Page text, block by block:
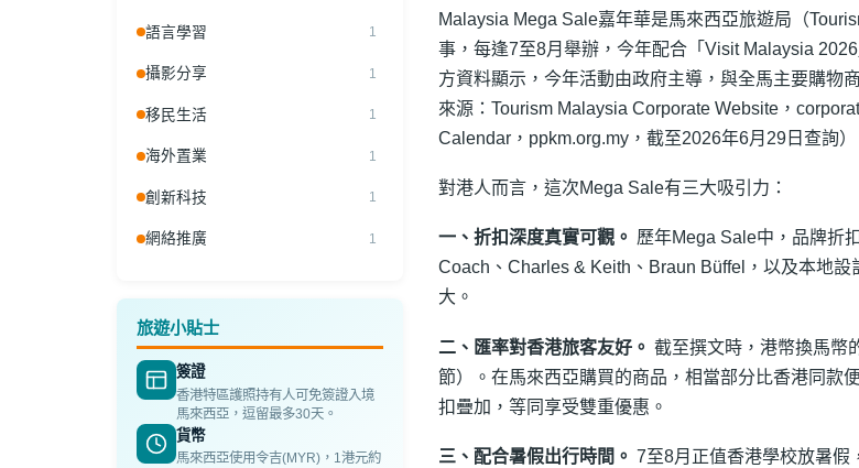
語言學習 1
攝影分享 1
移民生活 1
海外置業 1
創新科技 1
網絡推廣 1
旅遊小貼士
簽證
香港特區護照持有人可免簽證入境
馬來西亞，逗留最多30天。
貨幣
馬來西亞使用令吉(MYR)，1港元約
Malaysia Mega Sale嘉年華是馬來西亞旅遊局（
事，每逢7至8月舉辦，今年配合「Visit Malaysia
方資料顯示，今年活動由政府主導，與全馬主要購物
來源：Tourism Malaysia Corporate Website，
Calendar，ppkm.org.my，截至2026年6月29日查詢）
對港人而言，這次Mega Sale有三大吸引力：
一、折扣深度真實可觀。 歷年Mega Sale中，品牌折
Coach、Charles & Keith、Braun Büffel，以及本地
大。
二、匯率對香港旅客友好。 截至撰文時，港幣換馬幣
節）。在馬來西亞購買的商品，相當部分比香港同款
扣疊加，等同享受雙重優惠。
三、配合暑假出行時間。 7至8月正值香港學校放暑假